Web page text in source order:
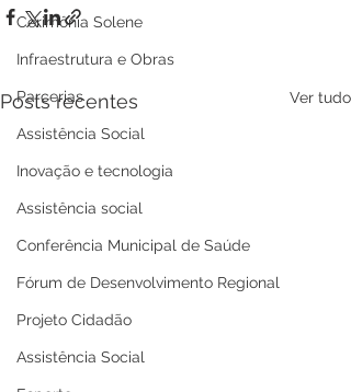
Cerimônia Solene
Infraestrutura e Obras
Parcerias
Assistência Social
Inovação e tecnologia
Assistência social
Conferência Municipal de Saúde
Fórum de Desenvolvimento Regional
Projeto Cidadão
Assistência Social
Posts recentes Ver tudo